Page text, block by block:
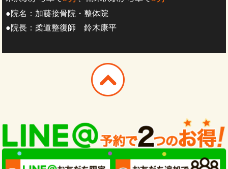
●院名：加藤接骨院・整体院
●院長：柔道整復師 鈴木康平